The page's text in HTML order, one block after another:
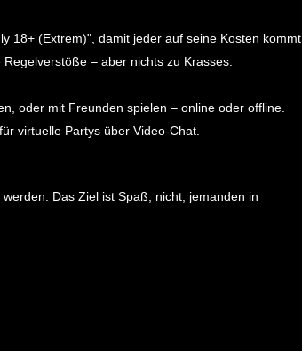
18+ (Extrem)", damit jeder auf seine Kosten kommt.
– aber nichts zu Krasses.
oder mit Freunden spielen – online oder offline.
virtuelle Partys über Video-Chat.
Das Ziel ist Spaß, nicht, jemanden in